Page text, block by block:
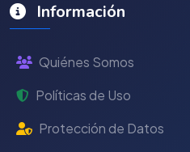
Información
Quiénes Somos
Políticas de Uso
Protección de Datos